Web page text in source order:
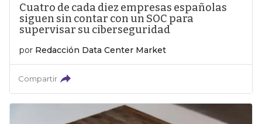
Cuatro de cada diez empresas españolas
siguen sin contar con un SOC para
supervisar su ciberseguridad
por Redacción Data Center Market
Compartir